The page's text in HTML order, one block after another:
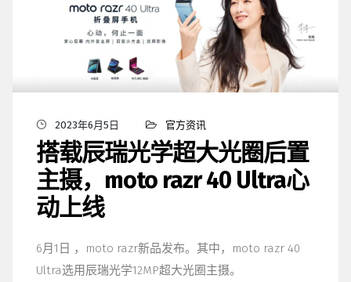
2023年6月5日 官方资讯
搭载辰瑞光学超大光圈后置
主摄，moto razr 40 Ultra心
动上线
6月1日 ，moto razr新品发布。其中，moto razr 40
Ultra选用辰瑞光学12MP超大光圈主摄。